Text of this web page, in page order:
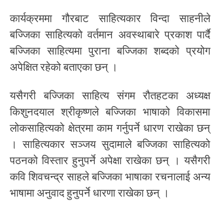
कार्यक्रममा गौरबाट साहित्यकार विन्दा साहनीले
बज्जिका साहित्यको वर्तमान अवस्थाबारे प्रकाश पार्दै
बज्जिका साहित्यमा पुराना बज्जिका शब्दको प्रयोग
अपेक्षित रहेको बताएका छन् ।
यसैगरी बज्जिका साहित्य संगम रौतहटका अध्यक्ष
किशुनदयाल श्रीकृष्णले बज्जिका भाषाको विकासमा
लोकसाहित्यको क्षेत्रमा काम गर्नुपर्ने धारण राखेका छन्
। साहित्यकार सञ्जय सुदामाले बज्जिका साहित्यको
पठनको विस्तार हुनुपर्ने अपेक्षा राखेका छन् । यसैगरी
कवि शिवचन्द्र साहले बज्जिका भाषाका रचनालाई अन्य
भाषामा अनुवाद हुनुपर्ने धारणा राखेका छन् ।